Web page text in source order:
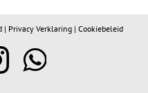
| Privacy Verklaring| Cookiebeleid
Instagram